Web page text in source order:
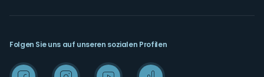
Folgen Sie uns auf unseren sozialen Profilen